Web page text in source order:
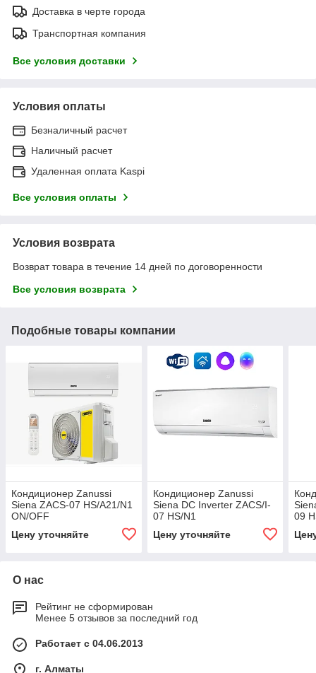
Доставка в черте города
Транспортная компания
Все условия доставки
Условия оплаты
Безналичный расчет
Наличный расчет
Удаленная оплата Kaspi
Все условия оплаты
Условия возврата
Возврат товара в течение 14 дней по договоренности
Все условия возврата
Подобные товары компании
Кондиционер Zanussi
Siena ZACS-07 HS/A21/N1
ON/OFF
Цену уточняйте
Кондиционер Zanussi
Siena DC Inverter ZACS/I-
07 HS/N1
Цену уточняйте
09
О нас
Рейтинг не сформирован
Менее 5 отзывов за последний год
Работает с 04.06.2013
г. Алматы